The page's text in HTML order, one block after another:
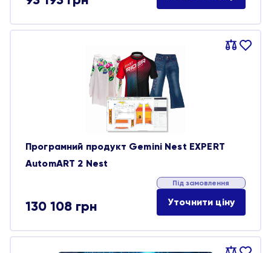
Порівняти
В
Програмний продукт Gemini Nest EXPERT
AutomART 2 Nest
130 108 грн
Під замовлення
Уточнити ціну